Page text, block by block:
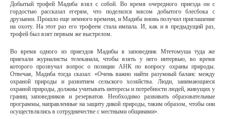
Добытый трофей Мадиба взял с собой. Во время очередного приезда он с
гордостью рассказал егерям, что поделился мясом добытого блесбока с
друзьями. Прошло еще немного времени, и Мадиба вновь получил приглашение
на охоту. На этот раз его трофеем стала импала. И, как и в предыдущий раз,
трофей был взят первым же выстрелом.
Во время одного из приездов Мадибы в заповедник Мтетомуша туда же
приехали журналисты телеканала, чтобы взять у него интервью, во время
которого прозвучал вопрос о позиции АНК по вопросу охраны природы.
Отвечая, Мадиба тогда сказал: «Очень важно найти разумный баланс между
охраной природы и развитием сельского хозяйства. Люди, занимающиеся
охраной природы, должны учитывать интересы и потребности людей, живущих у
границ заповедников и резерватов. Необходимо развивать образовательные
программы, направленные на защиту дикой природы, таким образом, чтобы они
осуществлялись в сотрудничестве с местными общинами».